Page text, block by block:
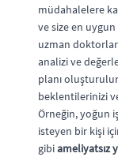
müdahalelere
ve size en
uzman
analizi ve
planı
beklentilerinizi
Örneğin, yoğun
isteyen bir kişi
gibiameliyatsız